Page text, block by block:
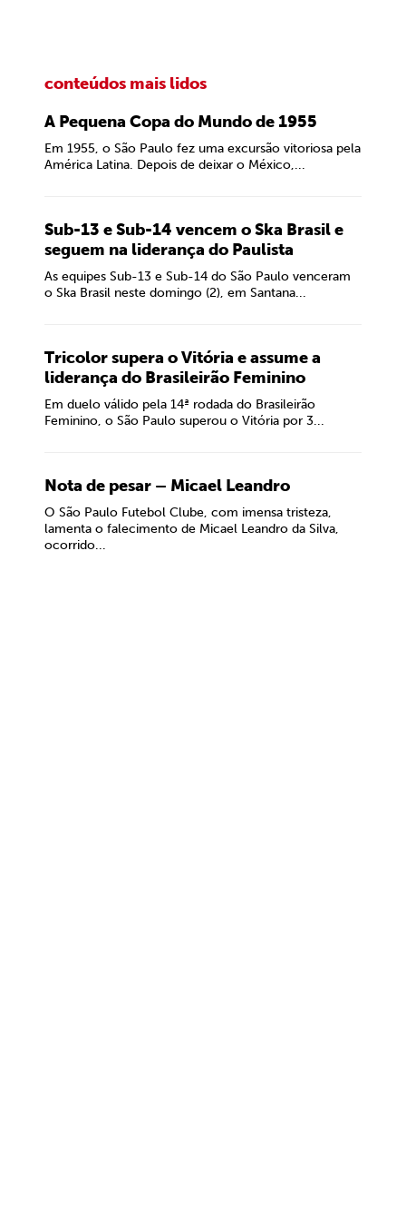
conteúdos mais lidos
A Pequena Copa do Mundo de 1955
Em 1955, o São Paulo fez uma excursão vitoriosa pela
América Latina. Depois de deixar o México,...
Sub-13 e Sub-14 vencem o Ska Brasil e
seguem na liderança do Paulista
As equipes Sub-13 e Sub-14 do São Paulo venceram
o Ska Brasil neste domingo (2), em Santana...
Tricolor supera o Vitória e assume a
liderança do Brasileirão Feminino
Em duelo válido pela 14ª rodada do Brasileirão
Feminino, o São Paulo superou o Vitória por 3...
Nota de pesar – Micael Leandro
O São Paulo Futebol Clube, com imensa tristeza,
lamenta o falecimento de Micael Leandro da Silva,
ocorrido...